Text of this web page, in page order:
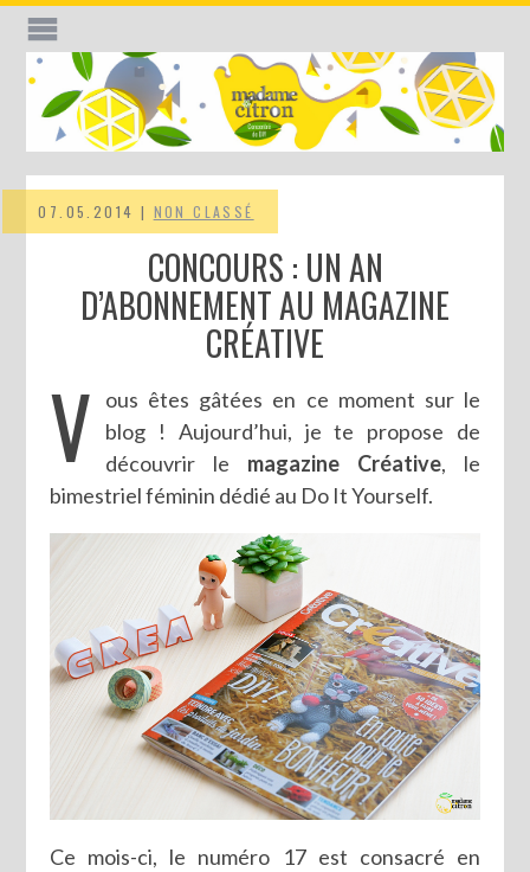
07.05.2014 | NON CLASSÉ
CONCOURS : UN AN
D’ABONNEMENT AU MAGAZINE
CRÉATIVE
V
ous êtes gâtées en ce moment sur le
blog ! Aujourd’hui, je te propose de
découvrir le magazine Créative, le
bimestriel féminin dédié au Do It Yourself.
Ce mois-ci, le numéro 17 est consacré en